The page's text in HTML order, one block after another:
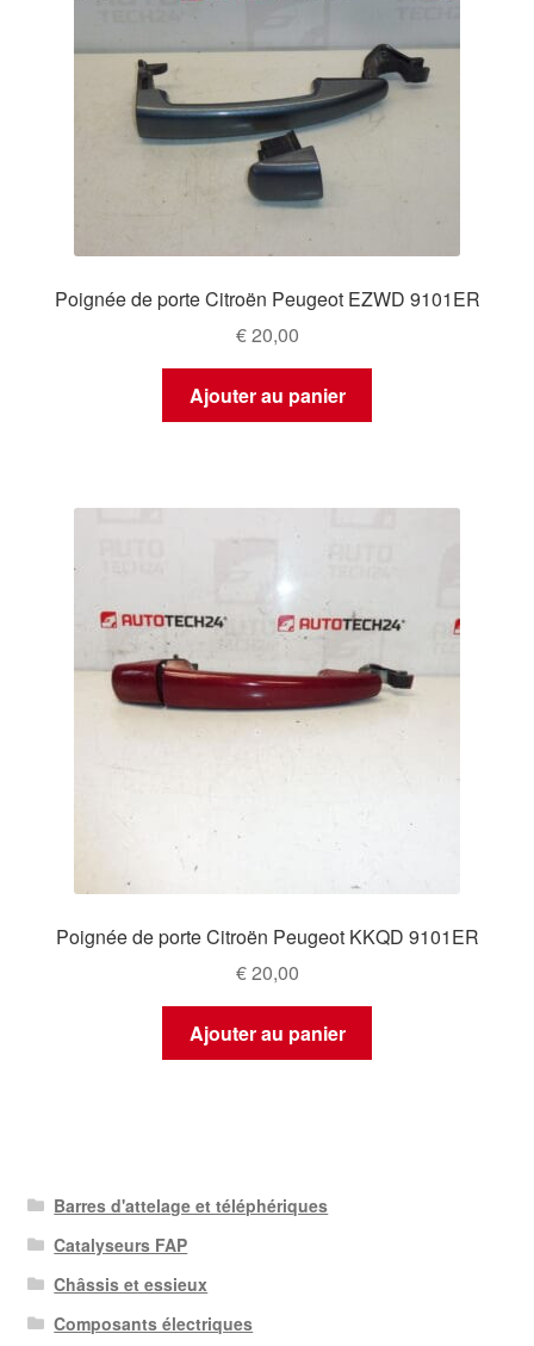
Poignée de porte Citroën Peugeot EZWD 9101ER
€20,00
Ajouter au panier
Poignée de porte Citroën Peugeot KKQD 9101ER
€20,00
Ajouter au panier
Barres d'attelage et téléphériques
Catalyseurs FAP
Châssis et essieux
Composants électriques